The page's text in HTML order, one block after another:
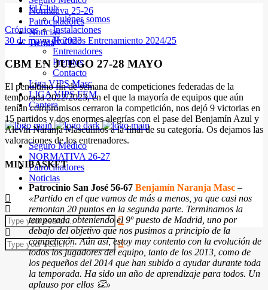
El Club
Quiénes somos
Instalaciones
Horarios Entrenamiento 2024/25
Entrenadores
Premios
Contacto
Liga VIPS Masc
LIGA VIPS FEM
Cantera
Seguro Médico
NORMATIVA 26-27
Patrocinadores
Noticias
Normativa 25-26
Patrocinadores
Noticias
Tienda
Crónicas
30 de mayo de 2023
CBM EN JUEGO 27-28 MAYO
El penúltimo fin de semana de competiciones federadas de la
temporada 2022/2023, en el que la mayoría de equipos que aún
tenían compromisos cerraron la competición, nos dejó 9 victorias en
15 partidos y dos enormes alegrías con el pase del Benjamín Azul y
Alevín Naranja Masculinos a la final de su categoría. Os dejamos las
valoraciones de los entrenadores.
MINIBASKET
Patrocinio San José 56-67 Benjamín Naranja Masc –
«Partido en el que vamos de más a menos, ya que casi nos
remontan 20 puntos en la segunda parte. Terminamos la
temporada obteniendo el 9º puesto de Madrid, uno por
debajo del objetivo que nos pusimos a principio de la
competición. Aún así, estoy muy contento con la evolución de
todos los jugadores del equipo, tanto de los 2013, como de
los pequeños del 2014 que han subido a ayudar durante toda
la temporada. Ha sido un año de aprendizaje para todos. Un
aplauso por ellos 👏»